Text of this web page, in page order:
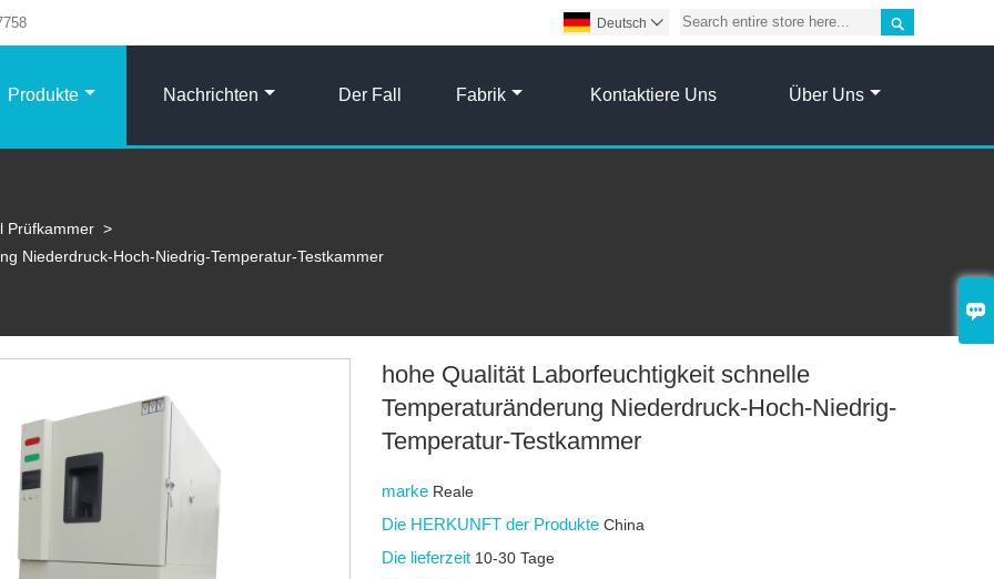


Deutsch 
Produkte Nachrichten Der Fall Fabrik Kontaktiere Uns Über Uns
Prüfkammer >
Niederdruck-Hoch-Niedrig-Temperatur-Testkammer
hohe Qualität Laborfeuchtigkeit schnelle
Temperaturänderung Niederdruck-Hoch-Niedrig-
Temperatur-Testkammer
marke Reale
Die HERKUNFT der ProdukteChina
Die lieferzeit 10-30 Tage